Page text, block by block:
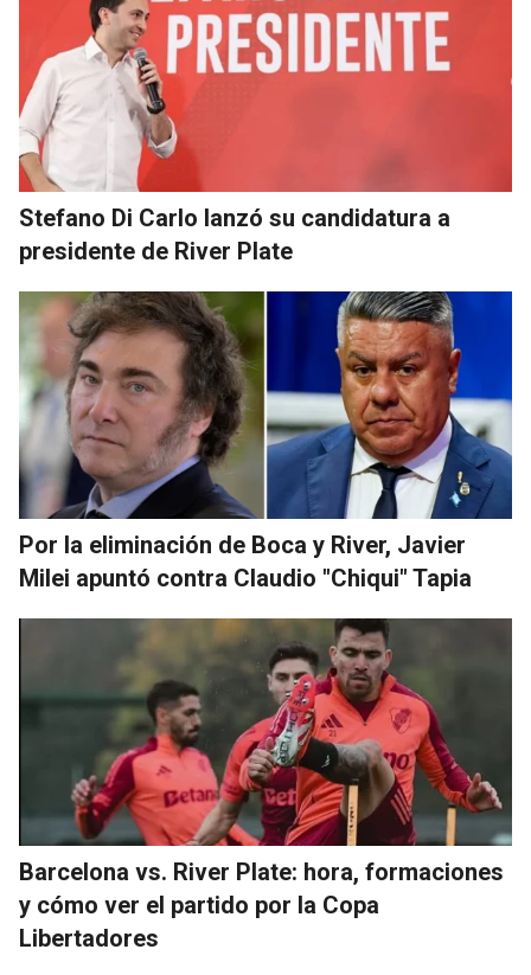
Stefano Di Carlo lanzó su candidatura a
presidente de River Plate
Por la eliminación de Boca y River, Javier
Milei apuntó contra Claudio "Chiqui" Tapia
Barcelona vs. River Plate: hora, formaciones
y cómo ver el partido por la Copa
Libertadores